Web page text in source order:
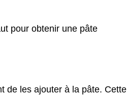
pour obtenir une pâte
de les ajouter à la pâte. Cette